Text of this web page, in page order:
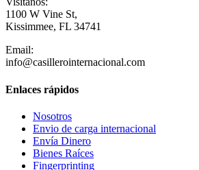
1100 W Vine St,
Kissimmee, FL 34741
Email:
info@casillerointernacional.com
Enlaces rápidos
Nosotros
Envio de carga internacional
Envía Dinero
Bienes Raíces
Fingerprinting